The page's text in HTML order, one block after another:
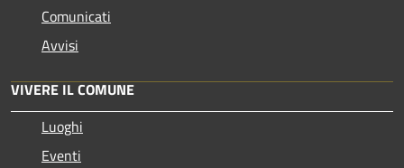
Comunicati
Avvisi
VIVERE IL COMUNE
Luoghi
Eventi